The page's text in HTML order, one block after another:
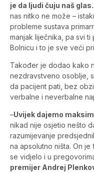
je da ljudi čuju naš glas.
nas nitko ne može –
probleme sustava
manjak liječnika, pa svi
Bolnicu i to je sve veći
Također je dodao kako
nezdravstveno osoblje,
da pacijent pati, bez
verbalne i neverbalne
–Uvijek dajemo
nikad nije osjetio nešto
razumijevanje
na apsolutno ništa. On
se vidjelo i u
premijer Andrej